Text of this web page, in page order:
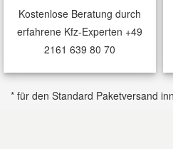
Kostenlose Beratung durch
erfahrene Kfz-Experten +49
2161 639 80 70
* für den Standard Paketversand